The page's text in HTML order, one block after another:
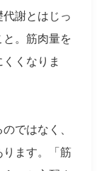
謝とはじっ
と。筋肉量を
くなりま
ではなく、
ります。「筋